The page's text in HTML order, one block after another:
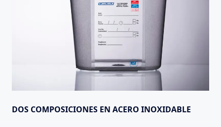
DOS COMPOSICIONES EN ACERO INOXIDABLE